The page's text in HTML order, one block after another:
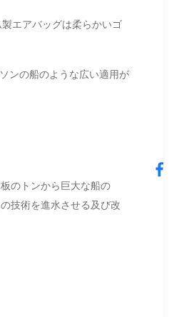
エアバッグは柔らかいゴ
ンの船のような広い適用が
のトンから巨大な船の
技術を進水させる及び改